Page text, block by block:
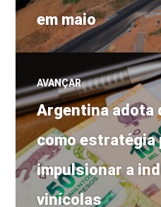
em maio
AVANÇAR
Próximo
post:
Argentina adota
como estratégia
impulsionar a
vinícolas